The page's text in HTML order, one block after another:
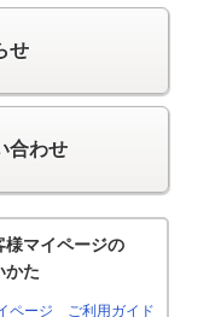
せ
合わせ
様マイページの
かた
ページ ご利用ガイド